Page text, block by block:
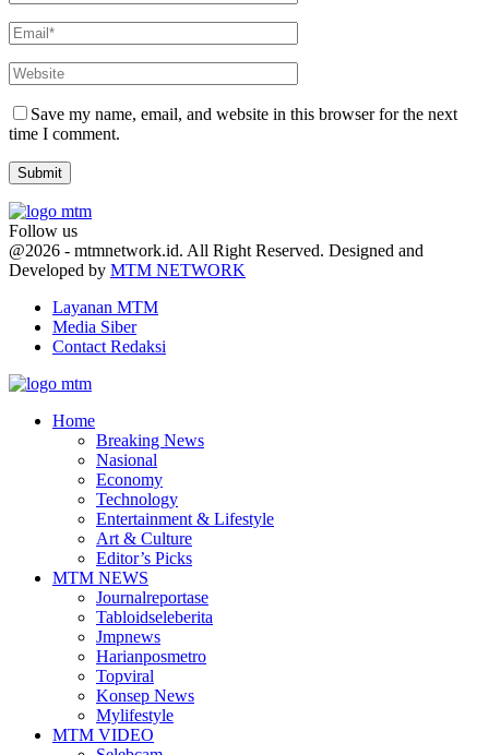
Save my name, email, and website in this browser for the next
time I comment.
Follow us
Facebook
Twitter
Youtube
@2026 - mtmnetwork.id. All Right Reserved. Designed and
Developed by MTM NETWORK
Layanan MTM
Media Siber
Contact Redaksi
Home
Breaking News
Nasional
Economy
Technology
Entertainment & Lifestyle
Art & Culture
Editor’s Picks
MTM NEWS
Journalreportase
Tabloidseleberita
Jmpnews
Harianposmetro
Topviral
Konsep News
Mylifestyle
MTM VIDEO